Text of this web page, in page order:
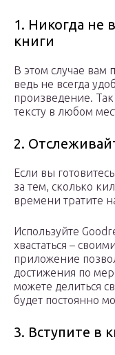
1. Никогда не
книги
В этом случае вам
ведь не всегда
произведение.
тексту в любом
2.
Если вы
за тем, сколько
времени тратите
Используйте
хвастаться –
приложение
достижения по
можете делиться
будет постоянно
3. Вступите в